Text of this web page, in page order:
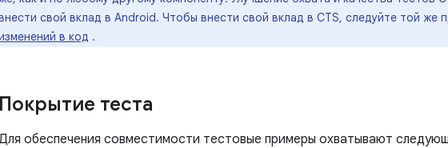
свой вклад в Android. Чтобы внести свой вклад в CTS, следуйте той же
в код .
Покрытие теста
обеспечения совместимости тестовые примеры охватывают